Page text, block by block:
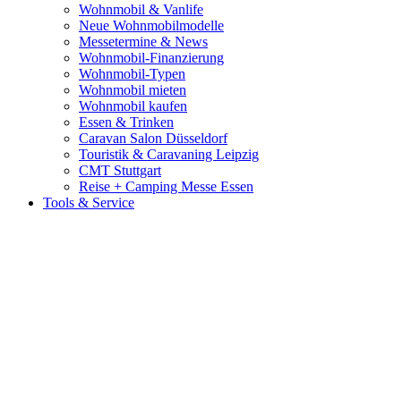
Wohnmobil & Vanlife
Neue Wohnmobilmodelle
Messetermine & News
Wohnmobil-Finanzierung
Wohnmobil-Typen
Wohnmobil mieten
Wohnmobil kaufen
Essen & Trinken
Caravan Salon Düsseldorf
Touristik & Caravaning Leipzig
CMT Stuttgart
Reise + Camping Messe Essen
Tools & Service